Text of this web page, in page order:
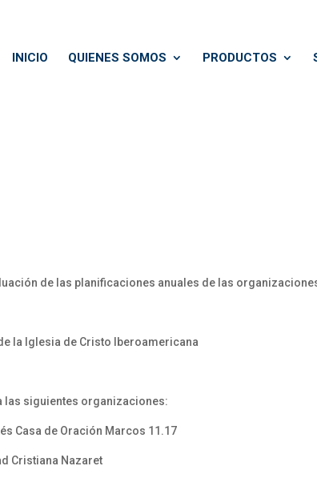
INICIO QUIENES SOMOS PRODUCTOS
de las planificaciones anuales de las
la Iglesia de Cristo Iberoamericana
las siguientes organizaciones:
Casa de Oración Marcos 11.17
Cristiana Nazaret